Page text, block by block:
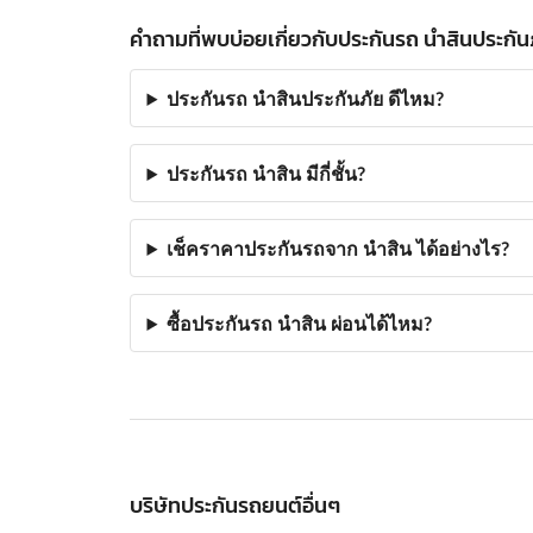
คำถามที่พบบ่อยเกี่ยวกับประกันรถ นำสินประกั
ประกันรถ นำสินประกันภัย ดีไหม?
ประกันรถ นำสิน มีกี่ชั้น?
เช็คราคาประกันรถจาก นำสิน ได้อย่างไร?
ซื้อประกันรถ นำสิน ผ่อนได้ไหม?
บริษัทประกันรถยนต์อื่นๆ